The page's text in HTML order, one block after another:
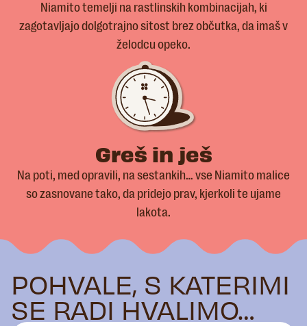
Niamito temelji na rastlinskih kombinacijah, ki
zagotavljajo dolgotrajno sitost brez občutka, da imaš v
želodcu opeko.
Greš in ješ
Na poti, med opravili, na sestankih… vse Niamito malice
so zasnovane tako, da pridejo prav, kjerkoli te ujame
lakota.
POHVALE, S KATERIMI
SE RADI HVALIMO…